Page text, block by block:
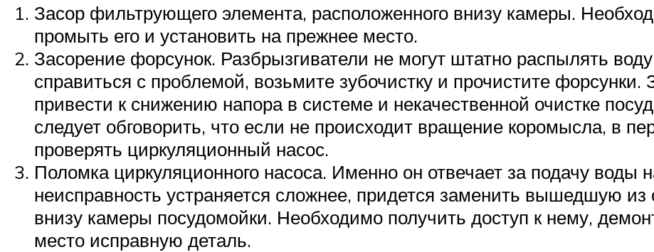
Засор фильтрующего элемента, расположенного внизу камеры.
промыть его и установить на прежнее место.
Засорение форсунок. Разбрызгиватели не могут штатно распылять
справиться с проблемой, возьмите зубочистку и прочистите
привести к снижению напора в системе и некачественной очистке
следует обговорить, что если не происходит вращение коромысла, в
проверять циркуляционный насос.
Поломка циркуляционного насоса. Именно он отвечает за подачу воды
неисправность устраняется сложнее, придется заменить вышедшую из
внизу камеры посудомойки. Необходимо получить доступ к нему,
место исправную деталь.